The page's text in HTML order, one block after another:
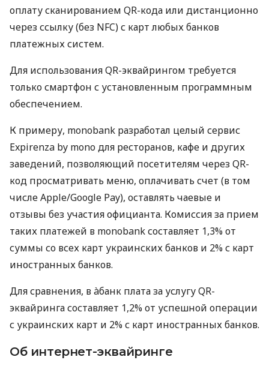
оплату сканированием QR-кода или дистанционно
через ссылку (без NFC) с карт любых банков
платежных систем.
Для использования QR-эквайрингом требуется
только смартфон с установленным программным
обеспечением.
К примеру, monobank разработал целый сервис
Expirenza by mono для ресторанов, кафе и других
заведений, позволяющий посетителям через QR-
код просматривать меню, оплачивать счет (в том
числе Apple/Google Pay), оставлять чаевые и
отзывы без участия официанта. Комиссия за прием
таких платежей в monobank составляет 1,3% от
суммы со всех карт украинских банков и 2% с карт
иностранных банков.
Для сравнения, в àбанк плата за услугу QR-
эквайринга составляет 1,2% от успешной операции
с украинских карт и 2% с карт иностранных банков.
Об интернет-эквайринге